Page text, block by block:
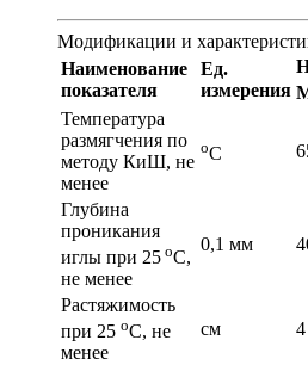
Модификации и
Наименование
показателя
Ед.
измерения
Температура
размягчения по
методу КиШ, не
менее
оС
Глубина
проникания
иглы при 25 оС,
не менее
0,1 мм
Растяжимость
при 25 оС, не
менее
см 4